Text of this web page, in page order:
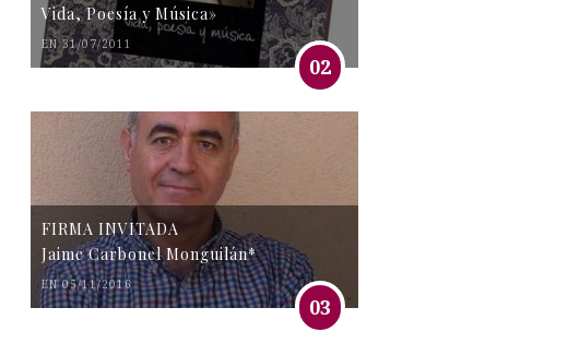
Vida, Poesía y Música»
EN 31/07/2011
02
FIRMA INVITADA
Jaime Carbonel Monguilán*
EN 05/11/2016
03